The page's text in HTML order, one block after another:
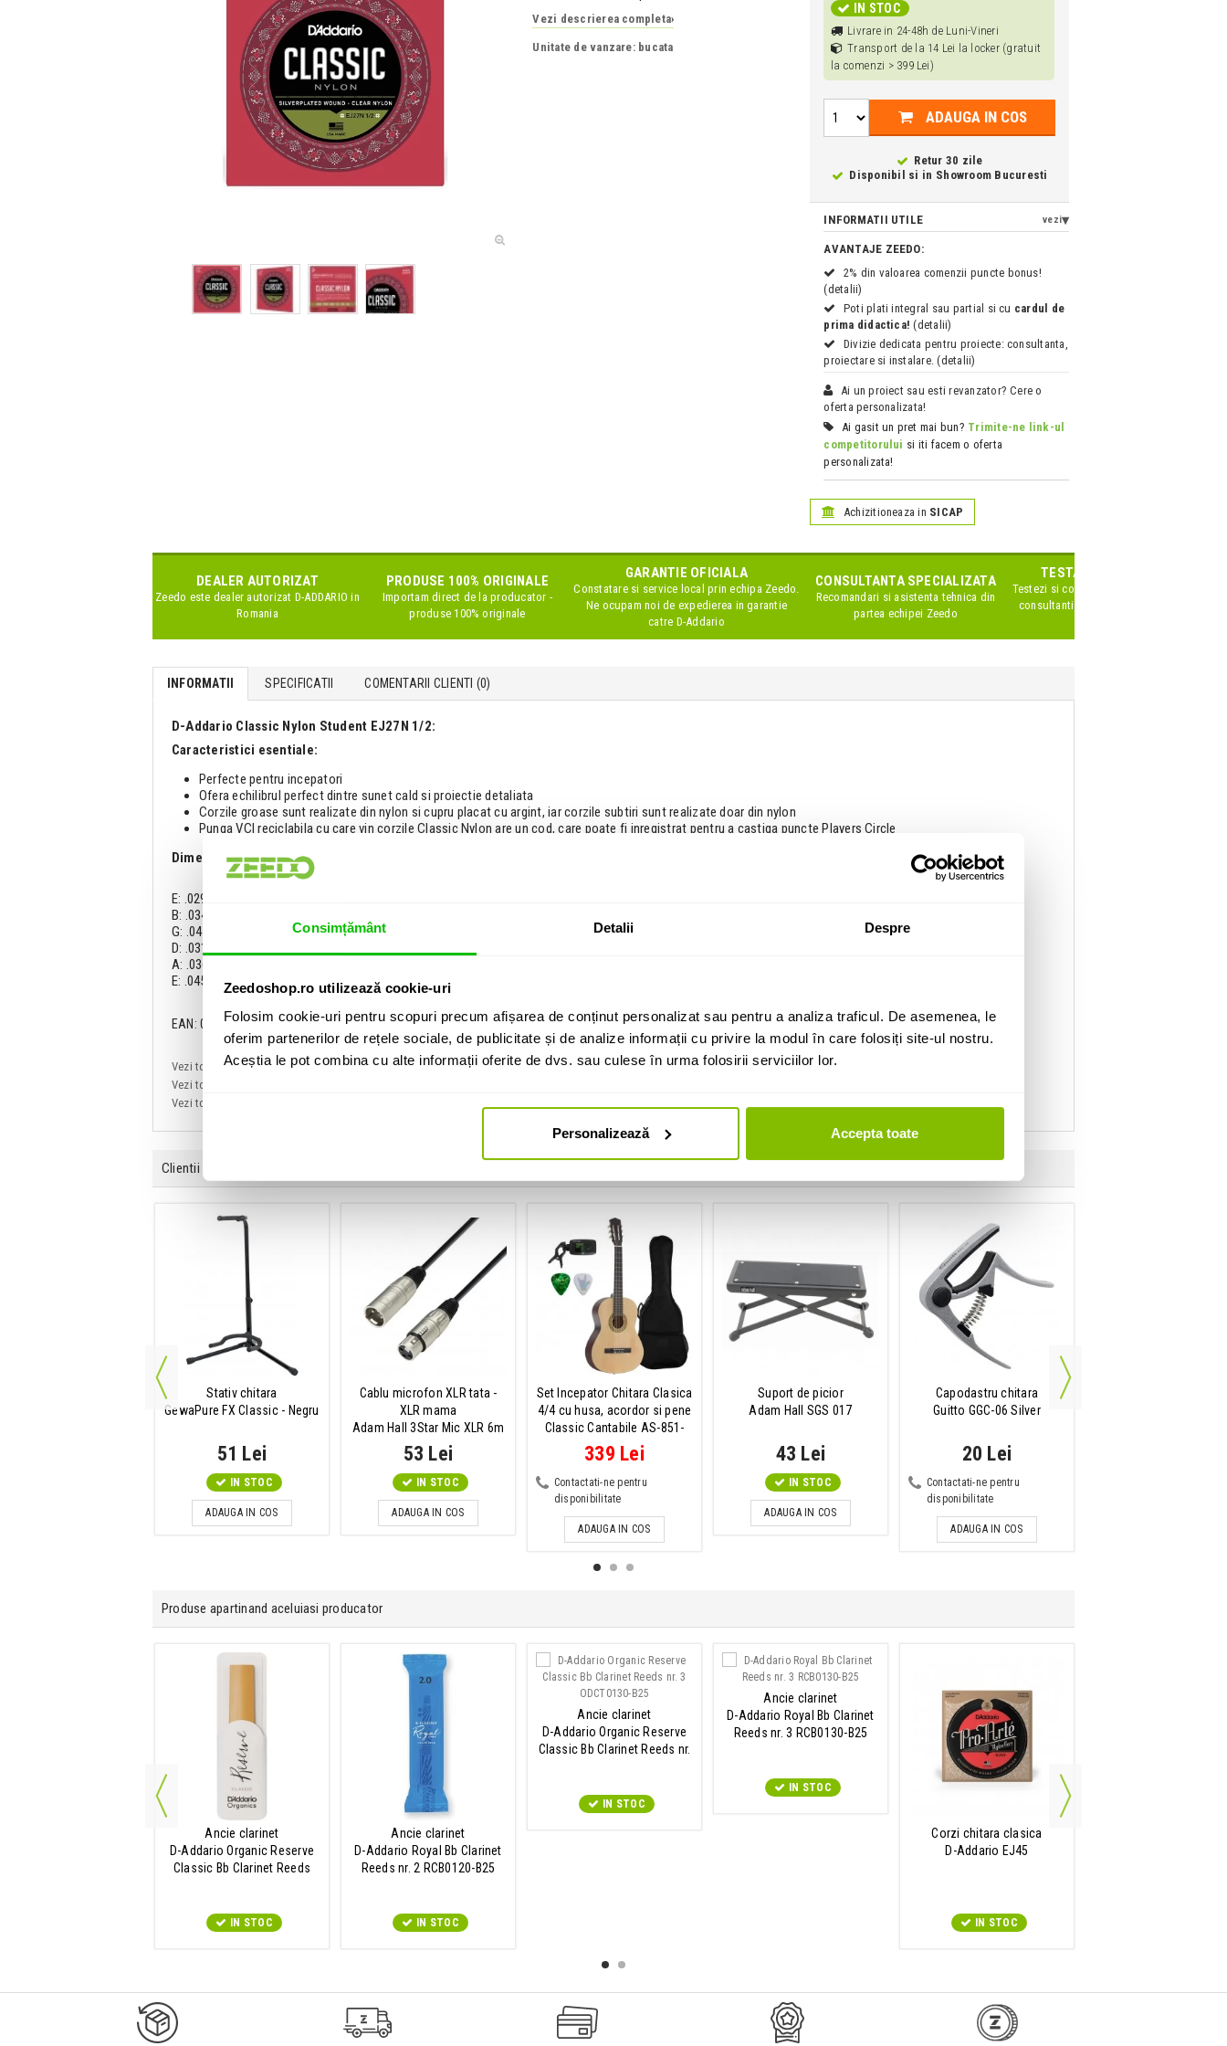
Consimțământ Detalii Despre
Zeedoshop.ro utilizează cookie-uri
Folosim cookie-uri pentru scopuri precum afișarea de conținut personalizat sau pentru a analiza traficul. De asemenea, le
oferim partenerilor de rețele sociale, de publicitate și de analize informații cu privire la modul în care folosiți site-ul nostru.
Aceștia le pot combina cu alte informații oferite de dvs. sau culese în urma folosirii serviciilor lor.
Personalizează Accepta toate
Vezi descrierea completa›
Unitate de vanzare: bucata
IN STOC
Livrare in 24-48h de Luni-Vineri
Transport de la 14 Lei la locker (gratuit
la comenzi > 399 Lei)
ADAUGA IN COS
Retur 30 zile
Disponibil si in Showroom Bucuresti
INFORMATII UTILE vezi
AVANTAJE ZEEDO:
2% din valoarea comenzii puncte bonus!
(detalii)
Poti plati integral sau partial si cu cardul de
prima didactica! (detalii)
Divizie dedicata pentru proiecte: consultanta,
proiectare si instalare. (detalii)
Ai un proiect sau esti revanzator? Cere o
oferta personalizata!
Ai gasit un pret mai bun? Trimite-ne link-ul
competitorului si iti facem o oferta
personalizata!
Achizitioneaza in SICAP
DEALER AUTORIZAT
Zeedo este dealer autorizat D-ADDARIO in
Romania
PRODUSE 100% ORIGINALE
Importam direct de la producator -
produse 100% originale
GARANTIE OFICIALA
Constatare si service local prin echipa Zeedo.
Ne ocupam noi de expedierea in garantie
catre D-Addario
CONSULTANTA SPECIALIZATA
Recomandari si asistenta tehnica din
partea echipei Zeedo
TESTARE IN SHOWROOM
Testezi si compari produsele impreuna cu
consultanti Zeedo specializati pe acest
INFORMATII SPECIFICATII COMENTARII CLIENTI (0)
D-Addario Classic Nylon Student EJ27N 1/2:
Caracteristici esentiale:
Perfecte pentru incepatori
Ofera echilibrul perfect dintre sunet cald si proiectie detaliata
Corzile groase sunt realizate din nylon si cupru placat cu argint, iar corzile subtiri sunt realizate doar din nylon
Punga VCI reciclabila cu care vin corzile Classic Nylon are un cod, care poate fi inregistrat pentru a castiga puncte Players Circle
Dimensiuni:
E: .0290
B: .0340
G: .0450
D: .031
A: .036
E: .045
EAN: 019954962418
Vezi toate produsele de tipCorzi chitara clasica D-Addario
Vezi toate produsele din categoria
Vezi toate produsele producatorului
Clientii care au cumparat acest produs au mai cumparat si:
Stativ chitara
GewaPure FX Classic - Negru
51 Lei
IN STOC
ADAUGA IN COS
Cablu microfon XLR tata -
XLR mama
Adam Hall 3Star Mic XLR 6m
53 Lei
IN STOC
ADAUGA IN COS
Set Incepator Chitara Clasica
4/4 cu husa, acordor si pene
Classic Cantabile AS-851-
4/4 Zeedo Bundle
339 Lei
Contactati-ne pentru
disponibilitate
ADAUGA IN COS
Suport de picior
Adam Hall SGS 017
43 Lei
IN STOC
ADAUGA IN COS
Capodastru chitara
Guitto GGC-06 Silver
20 Lei
Contactati-ne pentru
disponibilitate
ADAUGA IN COS
Produse apartinand aceluiasi producator
Ancie clarinet
D-Addario Organic Reserve
Classic Bb Clarinet Reeds
IN STOC
Ancie clarinet
D-Addario Royal Bb Clarinet
Reeds nr. 2 RCB0120-B25
IN STOC
Ancie clarinet
D-Addario Organic Reserve
Classic Bb Clarinet Reeds nr.
IN STOC
Ancie clarinet
D-Addario Royal Bb Clarinet
Reeds nr. 3 RCB0130-B25
IN STOC
Corzi chitara clasica
D-Addario EJ45
IN STOC